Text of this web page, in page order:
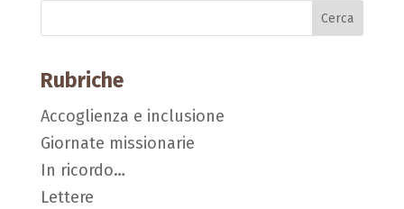
Rubriche
Accoglienza e inclusione
Giornate missionarie
In ricordo…
Lettere